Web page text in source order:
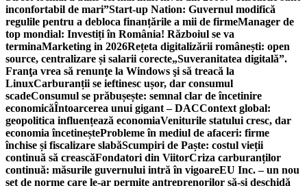
inconfortabil de mari”Start-up Nation: Guvernul modifică
regulile pentru a debloca finanțările a mii de firmeManager de
top mondial: Investiți în România! Războiul se va
terminaMarketing in 2026Rețeta digitalizării românești: open
source, centralizare și salarii corecte„Suveranitatea digitală”.
Franţa vrea să renunţe la Windows şi să treacă la
LinuxCarburanții se ieftinesc ușor, dar consumul
scadeConsumul se prăbușește: semnal clar de încetinire
economicăÎntoarcerea unui gigant – DACContext global:
geopolitica influențează economiaVeniturile statului cresc, dar
economia încetineșteProbleme în mediul de afaceri: firme
închise și fiscalizare slabăScumpiri de Paște: costul vieții
continuă să creascăFondatori din ViitorCriza carburanților
continuă: măsurile guvernului intră în vigoareEU Inc. – un nou
set de norme care le-ar permite antreprenorilor să-și deschidă